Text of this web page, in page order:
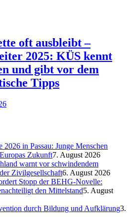
oft ausbleibt –
2025: KÜS kennt
und gibt vor dem
Tipps
2026 in Passau: Junge Menschen
Zukunft7. August 2026
warnt vor schwindendem
Zivilgesellschaft6. August 2026
Stopp der BEHG-Novelle:
den Mittelstand5. August
durch Bildung und Aufklärung3.